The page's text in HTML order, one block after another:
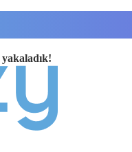
yakaladık!